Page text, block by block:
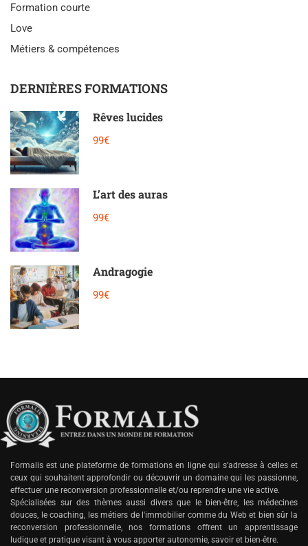
Formation courte
Love
Métiers & compétences
DERNIÈRES FORMATIONS
Rêves lucides
99€
L’art des auras
99€
Andragogie
99€
Formalis est une plateforme de formations en ligne qui s’adresse à celles et
ceux qui souhaitent approfondir ou découvrir un domaine qui les passionne,
effectuer une reconversion professionnelle et/ou reprendre une vie active.
Spécialisées sur des thèmes aussi divers que le bien-être, les médecines
douces, le coaching, les métiers de l'immobilier comme du Web et bien sûr la
reconversion professionnelle, nos formations offrent un apprentissage
ludique et pratique visant à vous apporter autonomie, savoir et bien-être.